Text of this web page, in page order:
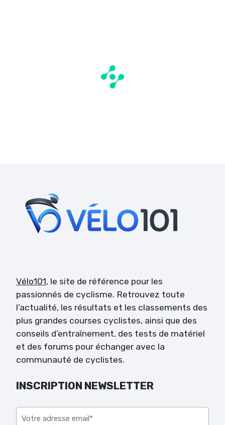
Vélo101, le site de référence pour les
passionnés de cyclisme. Retrouvez toute
l’actualité, les résultats et les classements des
plus grandes courses cyclistes, ainsi que des
conseils d’entraînement, des tests de matériel
et des forums pour échanger avec la
communauté de cyclistes.
INSCRIPTION NEWSLETTER